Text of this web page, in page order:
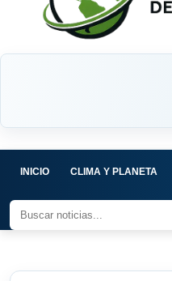
INICIO CLIMA Y PLANETA